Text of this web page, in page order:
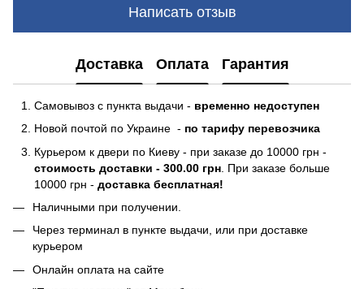
Написать отзыв
Доставка Оплата Гарантия
Самовывоз с пункта выдачи - временно недоступен
Новой почтой по Украине - по тарифу перевозчика
Курьером к двери по Киеву - при заказе до 10000 грн -
стоимость доставки - 300.00 грн . При заказе больше
10000 грн - доставка бесплатная!
Наличными при получении.
Через терминал в пункте выдачи, или при доставке
курьером
Онлайн оплата на сайте